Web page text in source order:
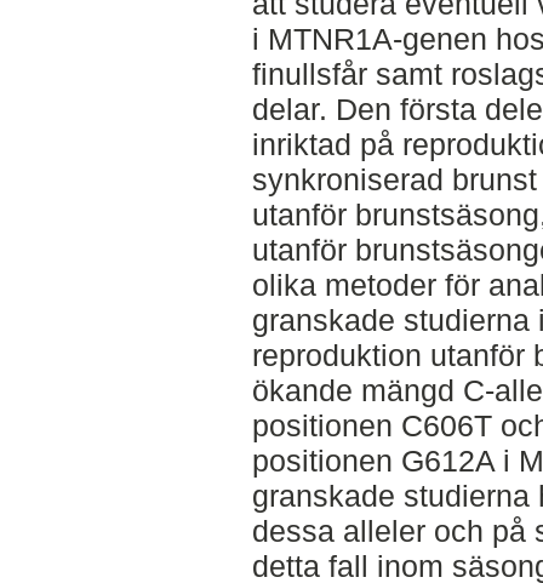
i MTNR1A-genen
finullsfår samt
delar. Den första
inriktad på
synkroniserad
utanför
utanför
olika metoder för
granskade
reproduktion utanför
ökande mängd C-
positionen C606T
positionen G612A i
granskade
dessa alleler och på
detta fall inom